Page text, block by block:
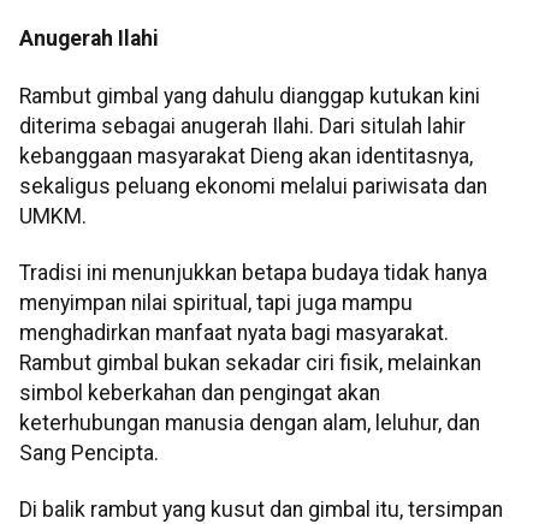
Anugerah Ilahi
Rambut gimbal yang dahulu dianggap kutukan kini
diterima sebagai anugerah Ilahi. Dari situlah lahir
kebanggaan masyarakat Dieng akan identitasnya,
sekaligus peluang ekonomi melalui pariwisata dan
UMKM.
Tradisi ini menunjukkan betapa budaya tidak hanya
menyimpan nilai spiritual, tapi juga mampu
menghadirkan manfaat nyata bagi masyarakat.
Rambut gimbal bukan sekadar ciri fisik, melainkan
simbol keberkahan dan pengingat akan
keterhubungan manusia dengan alam, leluhur, dan
Sang Pencipta.
Di balik rambut yang kusut dan gimbal itu, tersimpan